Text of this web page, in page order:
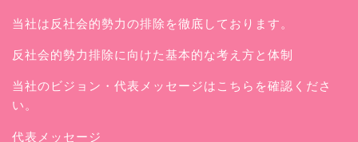
当社は反社会的勢力の排除を徹底しております。
反社会的勢力排除に向けた基本的な考え方と体制
当社のビジョン・代表メッセージはこちらを確認くださ
い。
代表メッセージ